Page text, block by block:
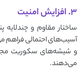
۳. افزایش امنیت
ساختار مقاوم و چندلایه
آسیب‌های احتمالی فراهم
و شیشه‌های سکوریت
می‌دهند.